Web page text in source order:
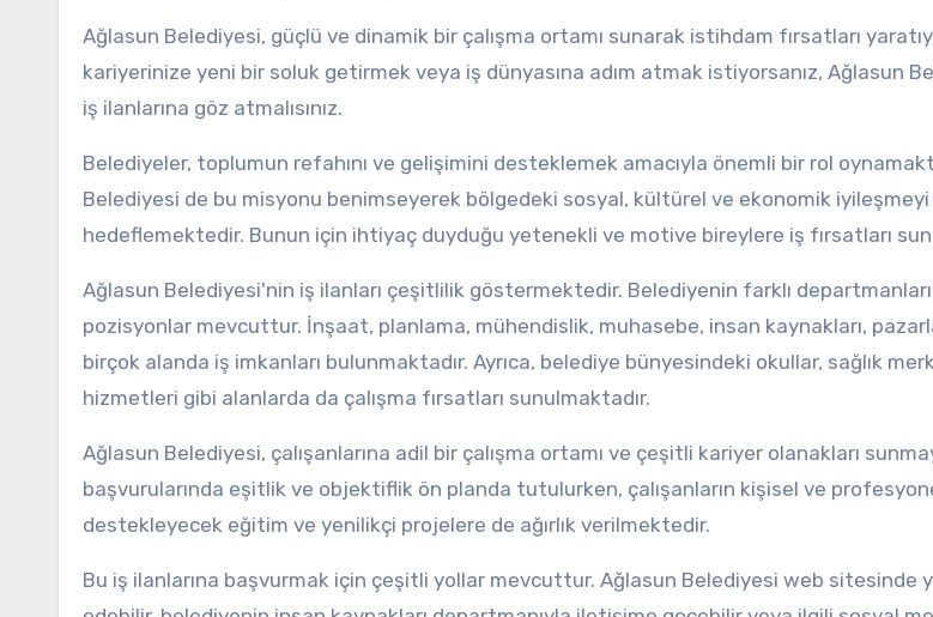
Ağlasun Belediyesi, güçlü ve dinamik bir çalışma ortamı sunarak istihdam fırsatları
kariyerinize yeni bir soluk getirmek veya iş dünyasına adım atmak istiyorsanız, Ağlasun
iş ilanlarına göz atmalısınız.
Belediyeler, toplumun refahını ve gelişimini desteklemek amacıyla önemli bir rol
Belediyesi de bu misyonu benimseyerek bölgedeki sosyal, kültürel ve ekonomik iyileşmeyi
hedeflemektedir. Bunun için ihtiyaç duyduğu yetenekli ve motive bireylere iş fırsatları
Ağlasun Belediyesi'nin iş ilanları çeşitlilik göstermektedir. Belediyenin farklı
pozisyonlar mevcuttur. İnşaat, planlama, mühendislik, muhasebe, insan kaynakları,
birçok alanda iş imkanları bulunmaktadır. Ayrıca, belediye bünyesindeki okullar, sağlık
hizmetleri gibi alanlarda da çalışma fırsatları sunulmaktadır.
Ağlasun Belediyesi, çalışanlarına adil bir çalışma ortamı ve çeşitli kariyer olanakları
başvurularında eşitlik ve objektiflik ön planda tutulurken, çalışanların kişisel ve
destekleyecek eğitim ve yenilikçi projelere de ağırlık verilmektedir.
Bu iş ilanlarına başvurmak için çeşitli yollar mevcuttur. Ağlasun Belediyesi web sitesinde